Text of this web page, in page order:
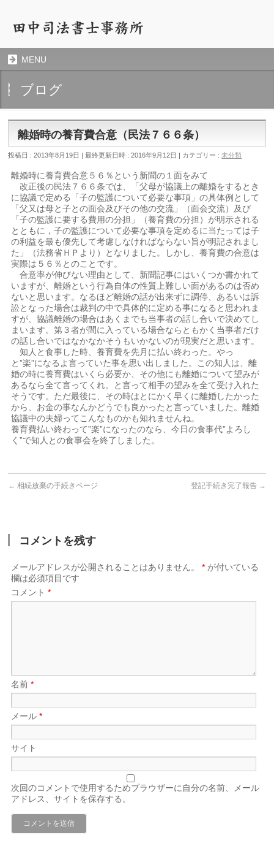
MENU
ブログ
離婚時の養育費合意（民法７６６条）
投稿日 : 2013年8月19日 最終更新日時 : 2016年9月12日 カテゴリー : 未分類
離婚時に養育費合意５６％という新聞の１面をみて
改正後の民法７６６条では、「父母が協議上の離婚をするとき
に協議で定める「子の監護について必要な事項」の具体例として
「父又は母と子との面会及びその他の交流」（面会交流）及び
「子の監護に要する費用の分担」（養育費の分担）が明示される
とともに，子の監護について必要な事項を定めるに当たっては子
の利益を最も優先して考慮しなければならない旨が明記されまし
た」（法務省ＨＰより）となりました。しかし、養育費の合意は
実際は５６％とのことです。
合意率が伸びない理由として、新聞記事にはいくつか書かれて
いますが、離婚という行為自体の性質上難しい面があるのは否め
ないと思います。なるほど離婚の話が出来ずに調停、あるいは訴
訟となった場合は裁判の中で具体的に定める事になると思われま
すが、協議離婚の場合はあくまでも当事者の話し合いで決めてし
まいます。第３者が間に入っている場合ならともかく当事者だけ
の話し合いではなかなかそうもいかないのが現実だと思います。
知人と食事した時、養育費を先月に払い終わった。やっ
と”楽”になるよ言っていた事を思い出しました。この知人は、離
婚の時に養育費はいくら必要か、その他にも離婚について望みが
あるなら全て言ってくれ。と言って相手の望みを全て受け入れた
そうです。ただ最後に、その時はとにかく早くに離婚したかった
から、お金の事なんかどうでも良かったと言っていました。離婚
協議中の夫婦ってこんなものかも知れませんね。
養育費払い終わって”楽”になったのなら、今日の食事代”よろし
く”で知人との食事会を終了しました。
← 相続放棄の手続きページ 登記手続き完了報告 →
コメントを残す
メールアドレスが公開されることはありません。 * が付いている
欄は必須項目です
コメント*
名前*
メール*
サイト
次回のコメントで使用するためブラウザーに自分の名前、メール
アドレス、サイトを保存する。